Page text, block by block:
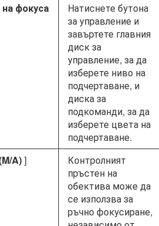
на фокуса
Натиснете бутона
за управление и
завъртете главния
диск за
управление, за да
изберете ниво на
подчертаване, и
диска за
подкоманди, за да
изберете цвета на
подчертаване.
A)]
Контролният
пръстен на
обектива може да
се използва за
ръчно фокусиране,